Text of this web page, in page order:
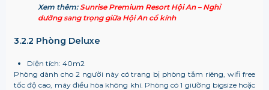
Xem thêm: Sunrise Premium Resort Hội An – Nghỉ
dưỡng sang trọng giữa Hội An cổ kính
3.2.2 Phòng Deluxe
Diện tích: 40m2
Phòng dành cho 2 người này có trang bị phòng tắm riêng, wifi free
tốc độ cao, máy điều hòa không khí. Phòng có 1 giường bigsize hoặc